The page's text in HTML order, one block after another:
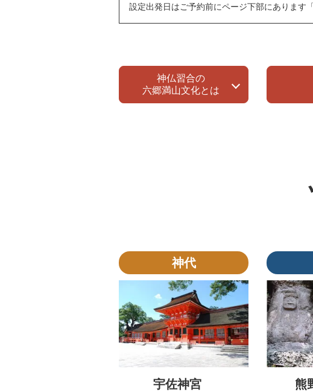
設定出発日はご予約前にページ下部にあります
神仏習合の
六郷満山文化とは
神代
宇佐神宮 熊